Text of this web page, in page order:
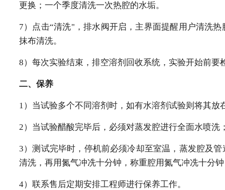
更换；一个季度清洗一次热腔的水垢。
7）点击“清洗"，排水阀开启，主界面提醒用户清洗
抹布清洗。
8）每次实验结束，排空溶剂回收系统，实验开始前要
二、 保养
1）当试验多个不同溶剂时，如有水溶剂试验则将其放
2）当试验醋酸完毕后，必须对蒸发腔进行全面水喷洗
3）测试完毕时，停机前必须冷却至室温，蒸发腔及
清洗，再用氮气冲冼十分钟，称重腔用氮气冲冼十分
4）联系售后定期安排工程师进行保养工作。